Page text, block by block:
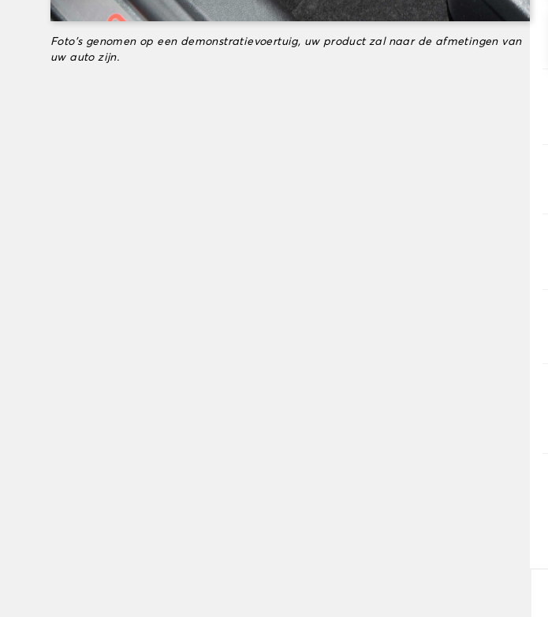
Foto's genomen op een demonstratievoertuig, uw product zal naar de afmetingen van
uw auto zijn.